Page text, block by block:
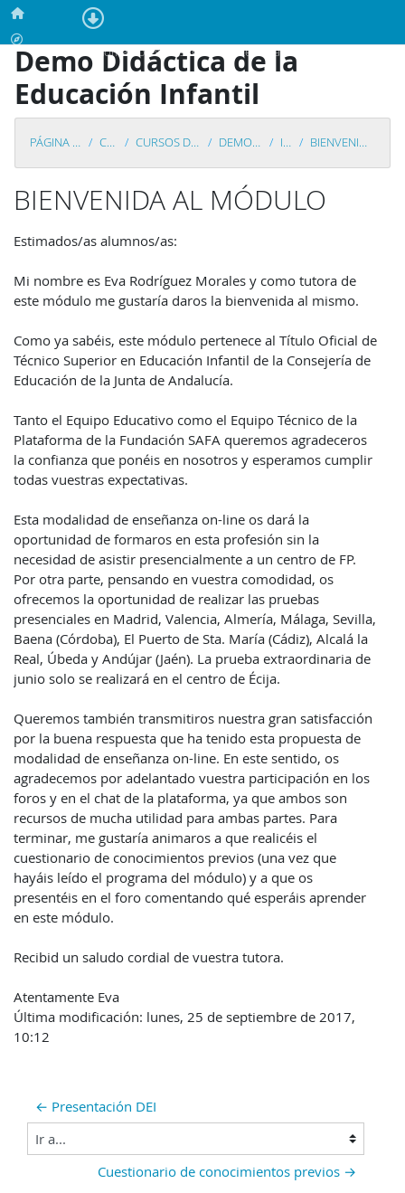
Salta al contenido principal
Página Principal
Calendario
En este momento está usando el acceso para invitados (
Demo Didáctica de la
Educación Infantil
PÁGINA PRINCIPAL CURSOS CURSOS DEMOSTRACIÓN DEMO DIDÁCTICA INICIO BIENVENIDA AL MÓDULO
BIENVENIDA AL MÓDULO
Requisitos de finalización
Estimados/as alumnos/as:
Mi nombre es Eva Rodríguez Morales y como tutora de
este módulo me gustaría daros la bienvenida al mismo.
Como ya sabéis, este módulo pertenece al Título Oficial de
Técnico Superior en Educación Infantil de la Consejería de
Educación de la Junta de Andalucía.
Tanto el Equipo Educativo como el Equipo Técnico de la
Plataforma de la Fundación SAFA queremos agradeceros
la confianza que ponéis en nosotros y esperamos cumplir
todas vuestras expectativas.
Esta modalidad de enseñanza on-line os dará la
oportunidad de formaros en esta profesión sin la
necesidad de asistir presencialmente a un centro de FP.
Por otra parte, pensando en vuestra comodidad, os
ofrecemos la oportunidad de realizar las pruebas
presenciales en Madrid, Valencia, Almería, Málaga, Sevilla,
Baena (Córdoba), El Puerto de Sta. María (Cádiz), Alcalá la
Real, Úbeda y Andújar (Jaén). La prueba extraordinaria de
junio solo se realizará en el centro de Écija.
Queremos también transmitiros nuestra gran satisfacción
por la buena respuesta que ha tenido esta propuesta de
modalidad de enseñanza on-line. En este sentido, os
agradecemos por adelantado vuestra participación en los
foros y en el chat de la plataforma, ya que ambos son
recursos de mucha utilidad para ambas partes. Para
terminar, me gustaría animaros a que realicéis el
cuestionario de conocimientos previos (una vez que
hayáis leído el programa del módulo) y a que os
presentéis en el foro comentando qué esperáis aprender
en este módulo.
Recibid un saludo cordial de vuestra tutora.
Atentamente Eva
Última modificación: lunes, 25 de septiembre de 2017,
10:12
← Presentación DEI
Ir a...
Cuestionario de conocimientos previos →